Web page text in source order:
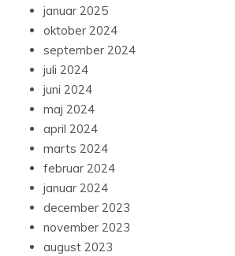
januar 2025
oktober 2024
september 2024
juli 2024
juni 2024
maj 2024
april 2024
marts 2024
februar 2024
januar 2024
december 2023
november 2023
august 2023